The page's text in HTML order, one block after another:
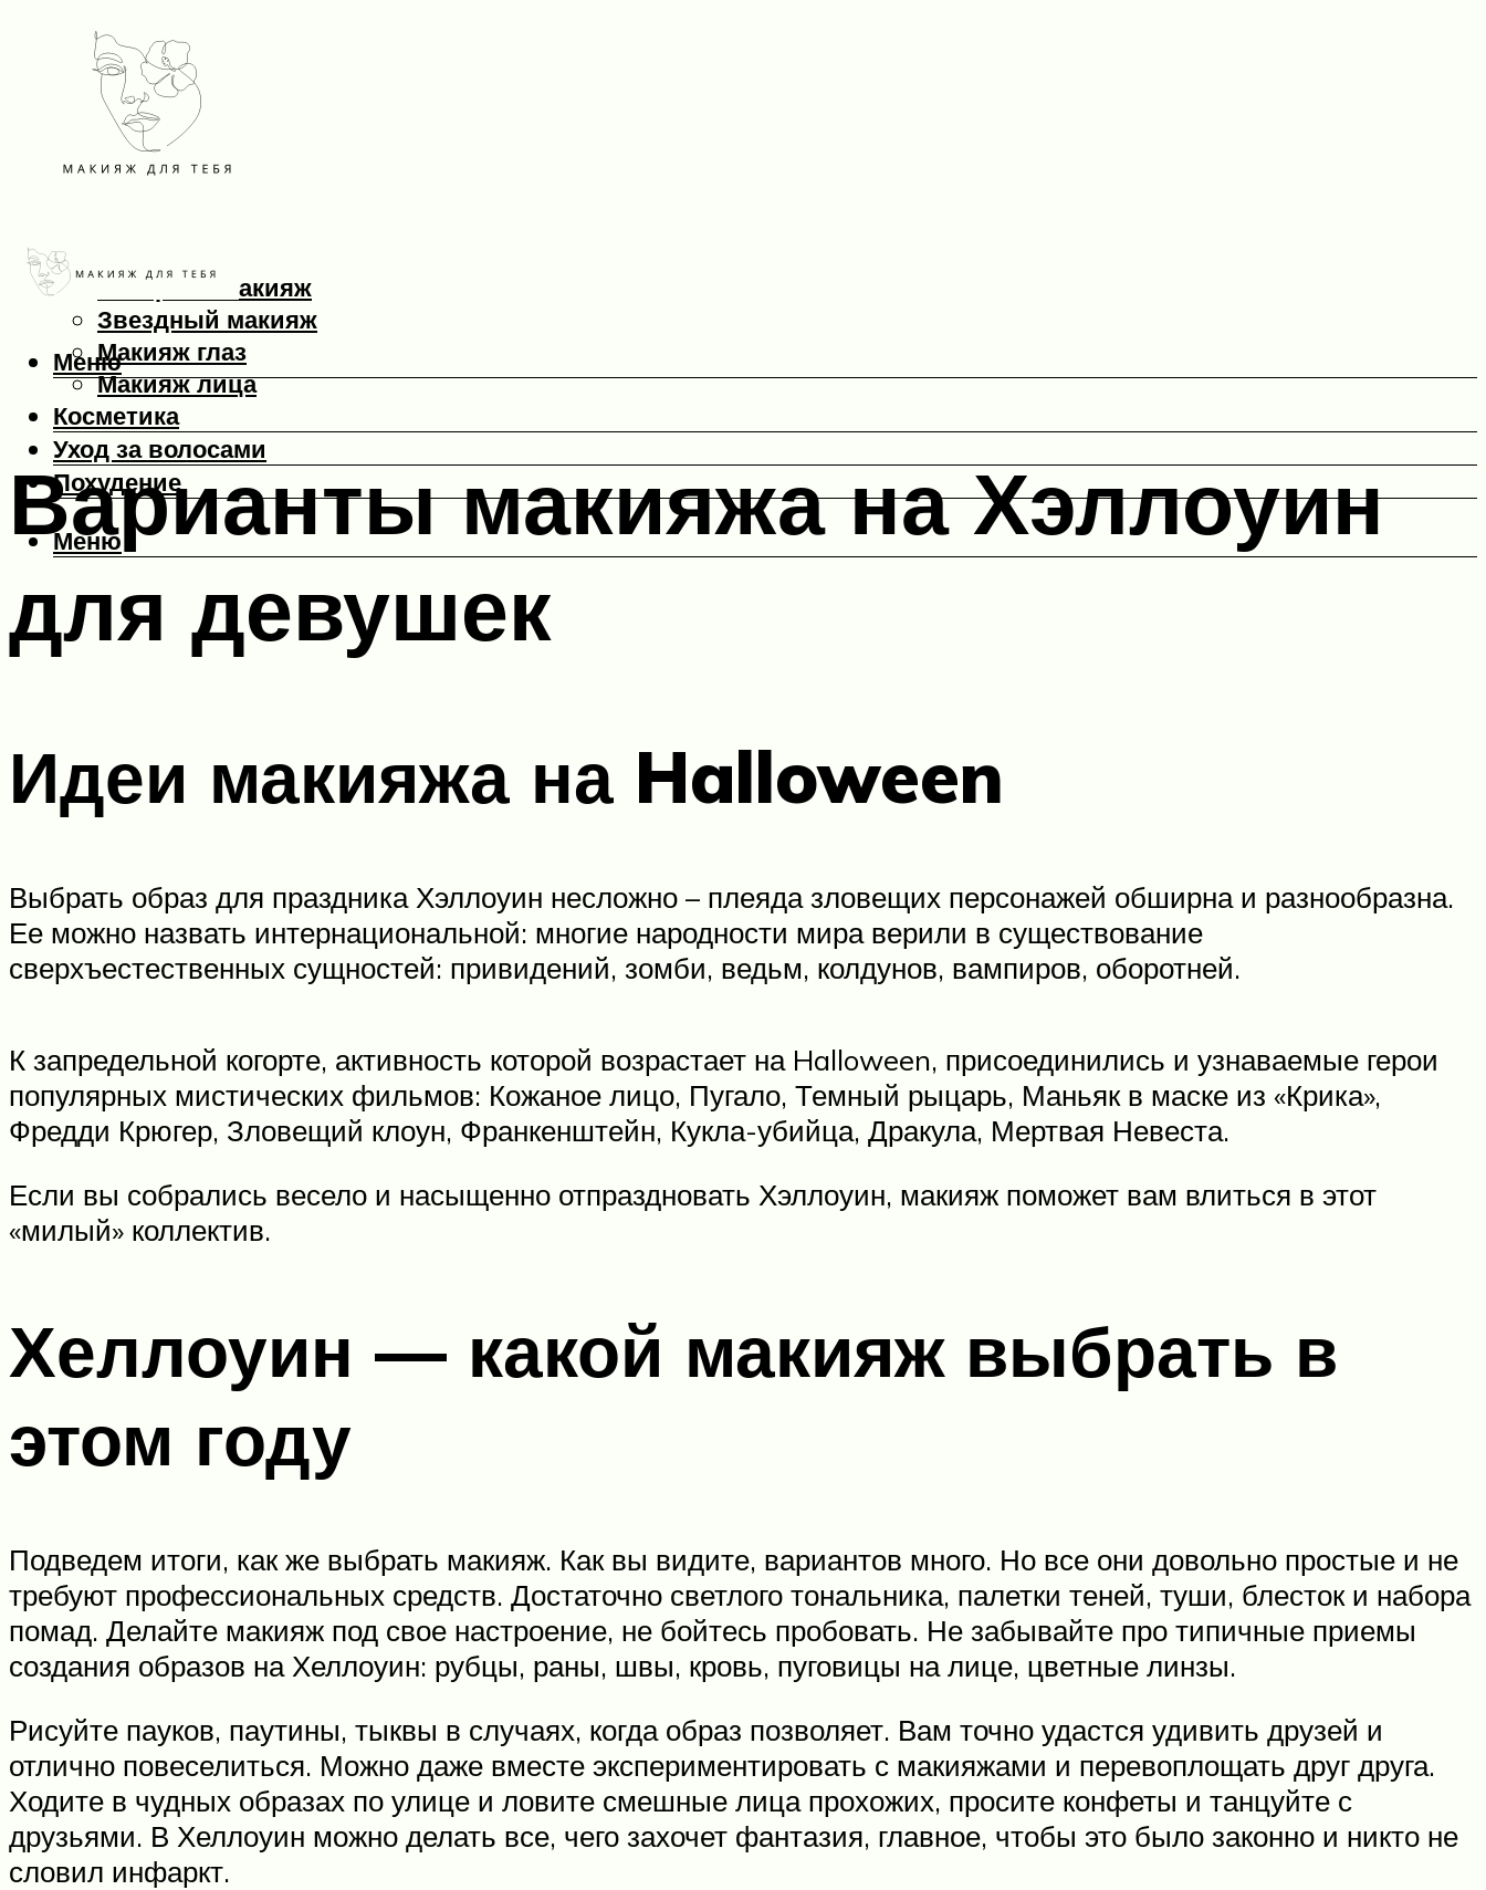
Макияж
Вечерний макияж
Звездный макияж
Макияж глаз
Макияж лица
Косметика
Уход за волосами
Похудение
Меню
Меню
Варианты макияжа на Хэллоуин
для девушек
Идеи макияжа на Halloween
Выбрать образ для праздника Хэллоуин несложно – плеяда зловещих персонажей обширна и разнообразна.
Ее можно назвать интернациональной: многие народности мира верили в существование
сверхъестественных сущностей: привидений, зомби, ведьм, колдунов, вампиров, оборотней.
К запредельной когорте, активность которой возрастает на Halloween, присоединились и узнаваемые герои
популярных мистических фильмов: Кожаное лицо, Пугало, Темный рыцарь, Маньяк в маске из «Крика»,
Фредди Крюгер, Зловещий клоун, Франкенштейн, Кукла-убийца, Дракула, Мертвая Невеста.
Если вы собрались весело и насыщенно отпраздновать Хэллоуин, макияж поможет вам влиться в этот
«милый» коллектив.
Хеллоуин — какой макияж выбрать в
этом году
Подведем итоги, как же выбрать макияж. Как вы видите, вариантов много. Но все они довольно простые и не
требуют профессиональных средств. Достаточно светлого тональника, палетки теней, туши, блесток и набора
помад. Делайте макияж под свое настроение, не бойтесь пробовать. Не забывайте про типичные приемы
создания образов на Хеллоуин: рубцы, раны, швы, кровь, пуговицы на лице, цветные линзы.
Рисуйте пауков, паутины, тыквы в случаях, когда образ позволяет. Вам точно удастся удивить друзей и
отлично повеселиться. Можно даже вместе экспериментировать с макияжами и перевоплощать друг друга.
Ходите в чудных образах по улице и ловите смешные лица прохожих, просите конфеты и танцуйте с
друзьями. В Хеллоуин можно делать все, чего захочет фантазия, главное, чтобы это было законно и никто не
словил инфаркт.